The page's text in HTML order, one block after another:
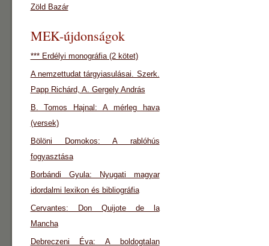
Zöld Bazár
MEK-újdonságok
*** Erdélyi monográfia (2 kötet)
A nemzettudat tárgyiasulásai. Szerk.
Papp Richárd, A. Gergely András
B. Tomos Hajnal: A mérleg hava
(versek)
Bölöni Domokos: A rablóhús
fogyasztása
Borbándi Gyula: Nyugati magyar
idordalmi lexikon és bibliográfia
Cervantes: Don Quijote de la
Mancha
Debreczeni Éva: A boldogtalan